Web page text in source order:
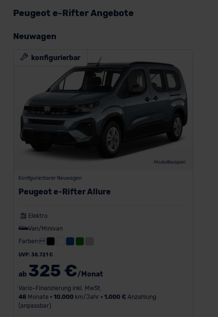
Peugeot e-Rifter Angebote
Neuwagen
Modellbeispiel
konfigurierbar
Konfigurierbarer Neuwagen
Peugeot e-Rifter Allure
Elektro
Van/Minivan
Farben:
UVP: 38.721 €
ab 325 €/Monat
Vario-Finanzierung inkl. MwSt.
48Monate • 10.000km/Jahr • 1.000 €Anzahlung
(anpassbar)